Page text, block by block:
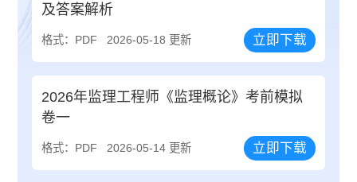
及答案解析
格式：PDF 2026-05-18 更新 立即下载
2026年监理工程师《监理概论》考前模拟
卷一
格式：PDF 2026-05-14 更新 立即下载